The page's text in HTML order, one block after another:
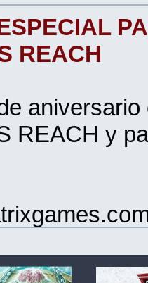
REACH
REACH y